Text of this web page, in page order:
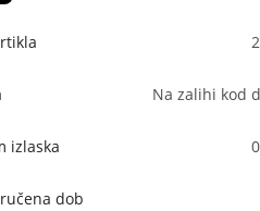
Na zalihi kod
izlaska
dob